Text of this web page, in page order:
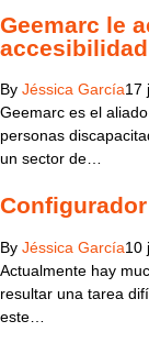
Geemarc le
accesibilidad
By Jéssica García17
Geemarc es el
personas
un sector de…
By Jéssica García10
Actualmente hay
resultar una tarea
este…